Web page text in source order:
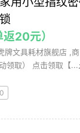
20元）
牌文具耗材旗舰店 ,
领取） 点击领取【...